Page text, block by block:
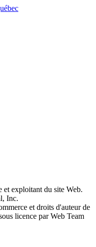
et exploitant du site Web.
Inc.
et droits d'auteur de
licence par Web Team